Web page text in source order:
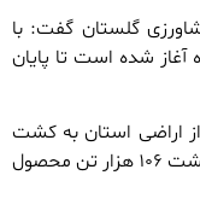
گلستان گفت: با
شده است تا پایان
۴۸ هزار هکتار از اراضی استان به کشت
کلزا اختصاص یافت که از این میزان سطح کشت ۱۰۶ هزار تن محصول